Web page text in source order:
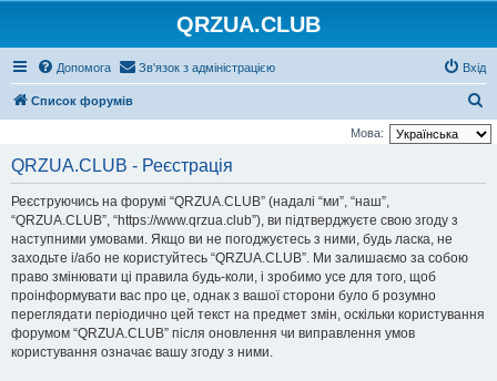
QRZUA.CLUB
Допомога Зв'язок з адміністрацією Вхід
Список форумів
о
Мова:
QRZUA.CLUB - Реєстрація
Реєструючись на форумі “QRZUA.CLUB” (надалі “ми”, “наш”,
“QRZUA.CLUB”, “https://www.qrzua.club”), ви підтверджуєте свою згоду з
наступними умовами. Якщо ви не погоджуєтесь з ними, будь ласка, не
заходьте і/або не користуйтесь “QRZUA.CLUB”. Ми залишаємо за собою
право змінювати ці правила будь-коли, і зробимо усе для того, щоб
проінформувати вас про це, однак з вашої сторони було б розумно
переглядати періодично цей текст на предмет змін, оскільки користування
форумом “QRZUA.CLUB” після оновлення чи виправлення умов
користування означає вашу згоду з ними.